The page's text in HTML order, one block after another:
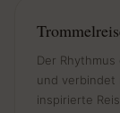
Der
und verbindet
inspirierte